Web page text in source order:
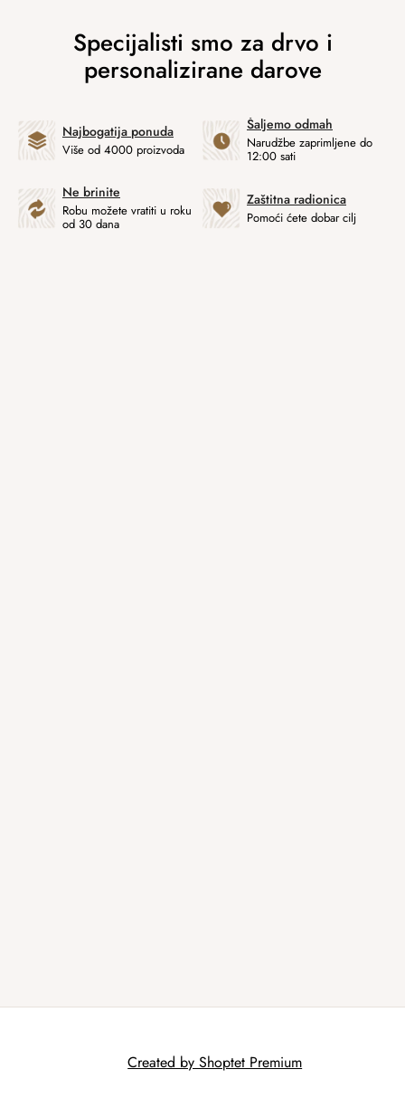
Najbogatija ponuda
Više od 4000 proizvoda
Šaljemo odmah
Narudžbe zaprimljene do
12:00 sati
Ne brinite
Robu možete vratiti u roku
od 30 dana
Zaštitna radionica
Pomoći ćete dobar cilj
Created by Shoptet Premium